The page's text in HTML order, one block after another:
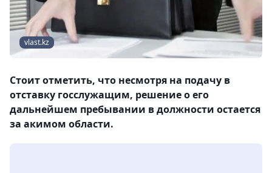
vlast.kz
Стоит отметить, что несмотря на подачу в
отставку госслужащим, решение о его
дальнейшем пребывании в должности остается
за акимом области.